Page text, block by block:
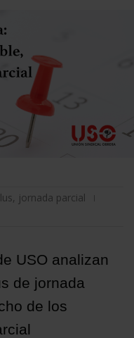
, jornada parcial
USO analizan
de jornada
de los